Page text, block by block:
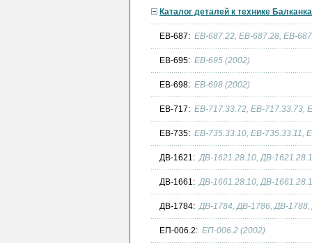
Каталог деталей к технике
EB-687: ЕВ-687.22, ЕВ-687.28, ЕВ-
EB-695: EB-695 (2002)
EB-698: EB-698 (2002)
EB-717: EB-717.33.72, EB-717.33.73,
EB-735: EB-735.33.10, EB-735.33.11,
ДВ-1621:ДВ-1621.28.10, ДВ-
ДВ-1661:ДВ-1661.28.10, ДВ-
ДВ-1784:ДВ-1784, ДВ-1786, ДВ-
ЕП-006.2: ЕП-006.2 (2002)